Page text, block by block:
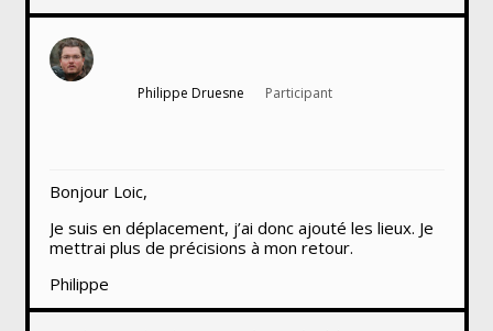
Philippe Druesne Participant
Bonjour Loic,
Je suis en déplacement, j’ai donc ajouté les lieux. Je
mettrai plus de précisions à mon retour.
Philippe